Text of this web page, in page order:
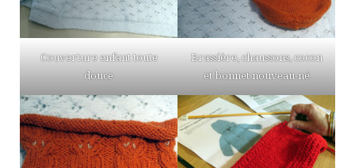
Couverture enfant toute
douce
Brassière, chaussons, cocon
et bonnet nouveau-né